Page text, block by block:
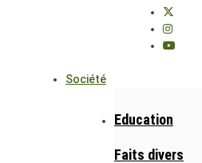
Société
Education
Faits divers